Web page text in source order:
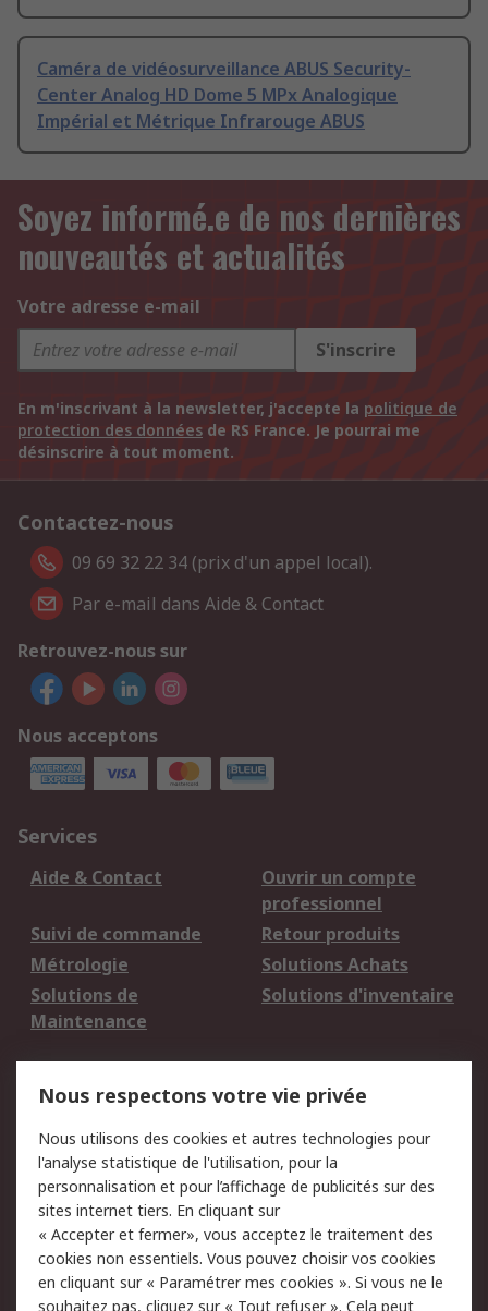
Caméra de vidéosurveillance ABUS Security-
Center Analog HD Dome 5 MPx Analogique
Impérial et Métrique Infrarouge ABUS
Soyez informé.e de nos dernières
nouveautés et actualités
Votre adresse e-mail
S'inscrire
En m'inscrivant à la newsletter, j'accepte la politique de
protection des données de RS France. Je pourrai me
désinscrire à tout moment.
Contactez-nous
09 69 32 22 34 (prix d'un appel local).
Par e-mail dans Aide & Contact
Retrouvez-nous sur
Nous acceptons
Services
Aide & Contact
Ouvrir un compte
professionnel
Suivi de commande
Retour produits
Métrologie
Solutions Achats
Solutions de
Maintenance
Solutions d'inventaire
du site
Politique de protection
des données - Mise à
jour
Sécurité des E-mails
Conditions générales
de vente
Politique anti-
corruption
Nous respectons votre vie privée
Nous utilisons des cookies et autres technologies pour
l'analyse statistique de l'utilisation, pour la
personnalisation et pour l’affichage de publicités sur des
sites internet tiers. En cliquant sur
« Accepter et fermer», vous acceptez le traitement des
cookies non essentiels. Vous pouvez choisir vos cookies
en cliquant sur « Paramétrer mes cookies ». Si vous ne le
souhaitez pas, cliquez sur « Tout refuser ». Cela peut